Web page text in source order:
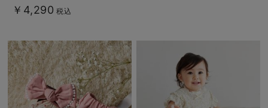
￥4,290 税込